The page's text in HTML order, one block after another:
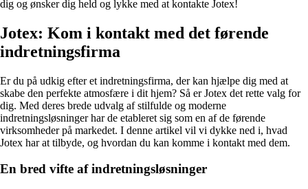
dig og ønsker dig held og lykke med at kontakte Jotex!
Jotex: Kom i kontakt med det førende
indretningsfirma
Er du på udkig efter et indretningsfirma, der kan hjælpe dig med at
skabe den perfekte atmosfære i dit hjem? Så er Jotex det rette valg for
dig. Med deres brede udvalg af stilfulde og moderne
indretningsløsninger har de etableret sig som en af de førende
virksomheder på markedet. I denne artikel vil vi dykke ned i, hvad
Jotex har at tilbyde, og hvordan du kan komme i kontakt med dem.
En bred vifte af indretningsløsninger